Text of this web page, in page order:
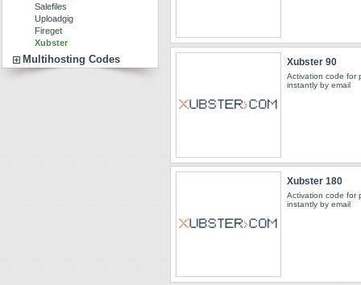
Salefiles
Uploadgig
Fireget
Xubster
Multihosting Codes Xubster 90
Activation code for
instantly by email
Xubster 180
Activation code for
instantly by email